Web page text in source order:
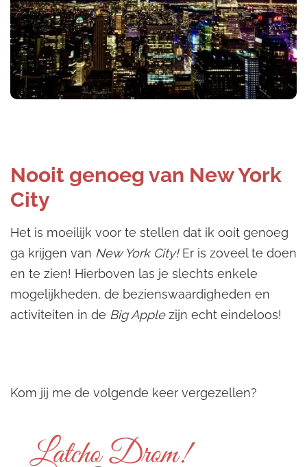
Nooit genoeg van New York
City
Het is moeilijk voor te stellen dat ik ooit genoeg
ga krijgen van New York City! Er is zoveel te doen
en te zien! Hierboven las je slechts enkele
mogelijkheden, de bezienswaardigheden en
activiteiten in de Big Applezijn echt eindeloos!
Kom jij me de volgende keer vergezellen?